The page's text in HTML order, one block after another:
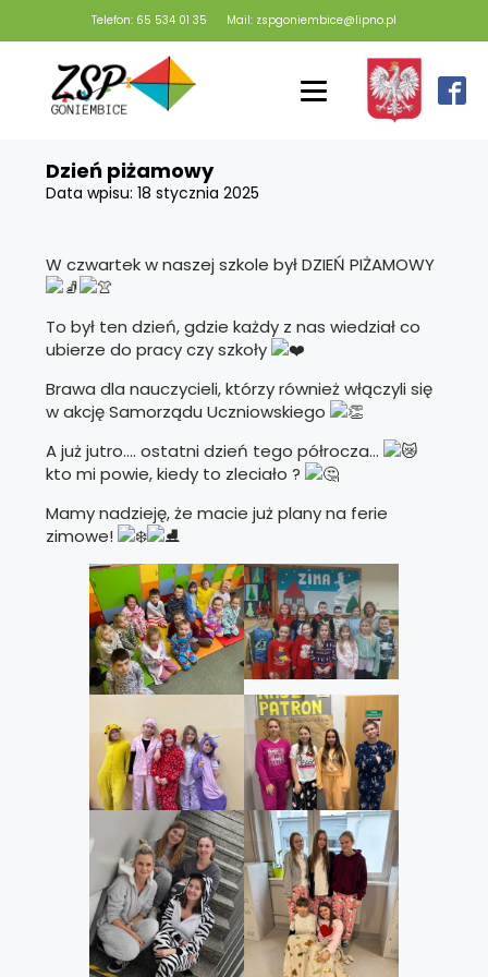
Telefon: 65 534 01 35 Mail: zspgoniembice@lipno.pl
Dzień piżamowy
Data wpisu:18 stycznia 2025
W czwartek w naszej szkole był DZIEŃ PIŻAMOWY
To był ten dzień, gdzie każdy z nas wiedział co
ubierze do pracy czy szkoły
Brawa dla nauczycieli, którzy również włączyli się
w akcję Samorządu Uczniowskiego
A już jutro…. ostatni dzień tego półrocza…
kto mi powie, kiedy to zleciało ?
Mamy nadzieję, że macie już plany na ferie
zimowe!